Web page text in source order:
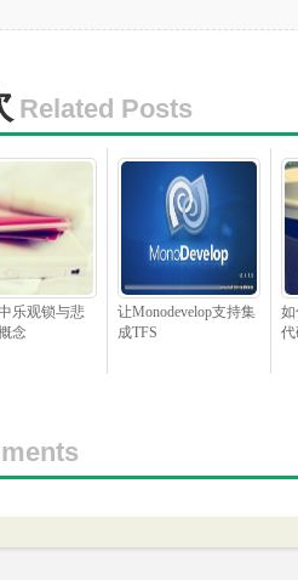
Related Posts
乐观锁与悲
念
让Monodevelop支持集
成TFS